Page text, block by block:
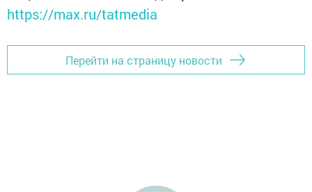
https://max.ru/tatmedia
Перейти на страницу новости